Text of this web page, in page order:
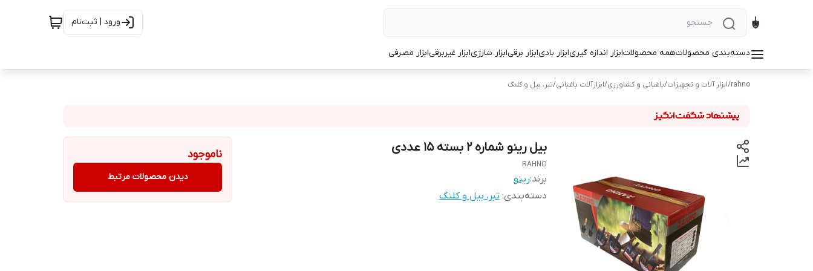
ورود | ثبت‌نام
دسته‌بندی محصولاتهمه محصولاتابزار اندازه گیریابزار بادیابزار برقیابزار شارژیابزار غیربرقیابزار مصرفی
rahno
/ابزار آلات و تجهیزات/باغبانی و کشاورزی/ابزارآلات باغبانی/تبر، بیل و کلنگ
بیل رینو شماره 2 بسته 15 عددی
RAHNO
برند:رینو
دسته‌بندی: تبر، بیل و کلنگ
ناموجود
دیدن محصولات مرتبط